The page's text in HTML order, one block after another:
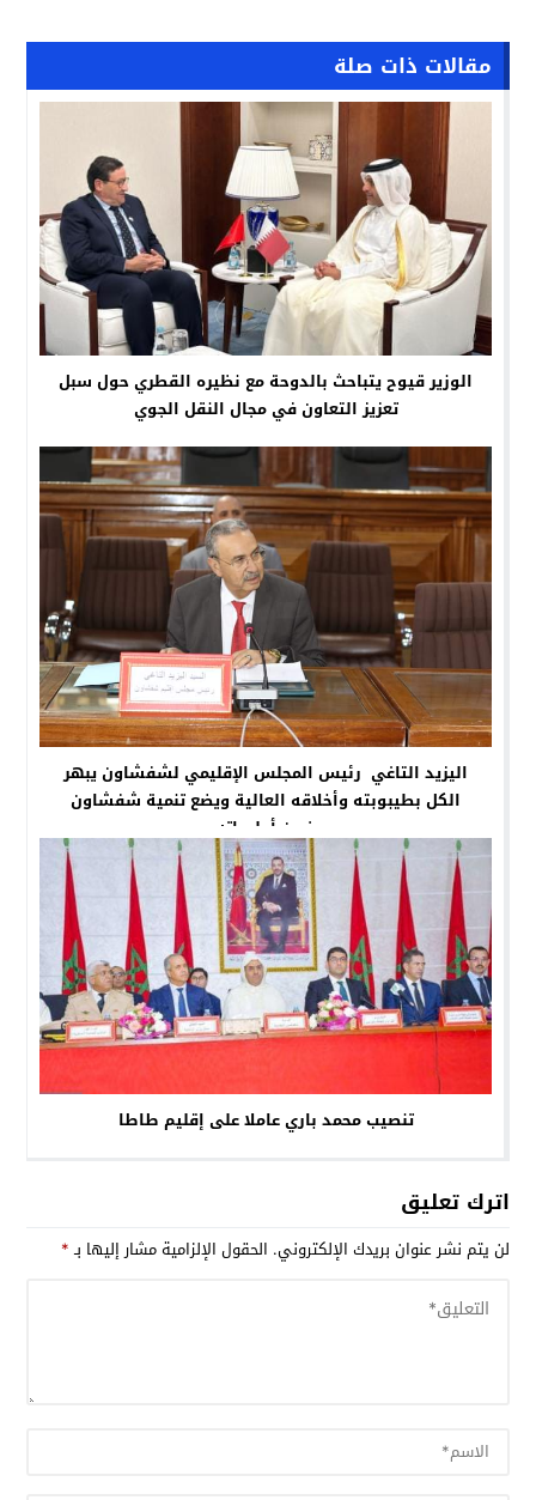
مقالات ذات صلة
الوزير قيوح يتباحث بالدوحة مع نظيره القطري حول سبل
تعزيز التعاون في مجال النقل الجوي
اليزيد التاغي رئيس المجلس الإقليمي لشفشاون يبهر
الكل بطيبوبته وأخلاقه العالية ويضع تنمية شفشاون
ضمن أولوياته
تنصيب محمد باري عاملا على إقليم طاطا
اترك تعليق
لن يتم نشر عنوان بريدك الإلكتروني. الحقول الإلزامية مشار إليها بـ*